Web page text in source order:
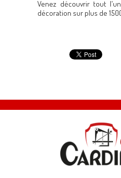
Venez découvrir tout
décoration sur plus de